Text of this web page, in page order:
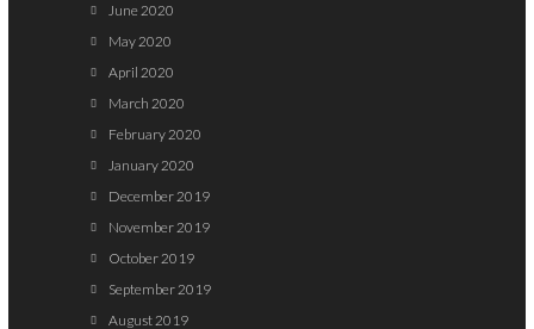
June 2020
May 2020
April 2020
March 2020
February 2020
January 2020
December 2019
November 2019
October 2019
September 2019
August 2019